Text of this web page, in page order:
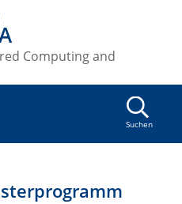
Computing and
Suchen